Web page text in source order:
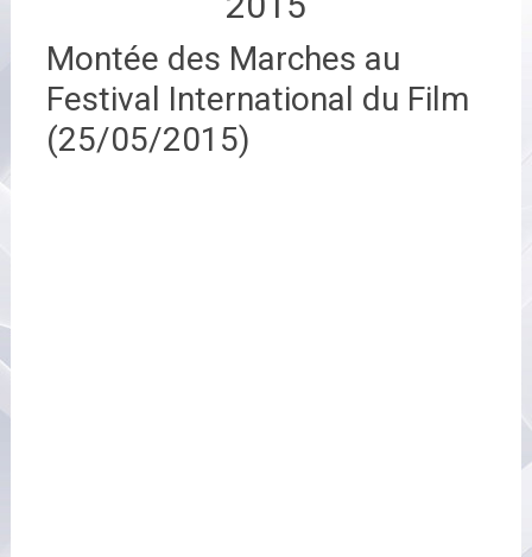
Montée des Marches au
Festival International du Film
(25/05/2015)